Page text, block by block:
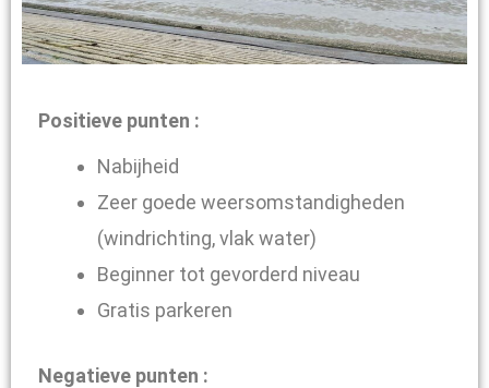
Positieve punten :
Nabijheid
Zeer goede weersomstandigheden
(windrichting, vlak water)
Beginner tot gevorderd niveau
Gratis parkeren
Negatieve punten :